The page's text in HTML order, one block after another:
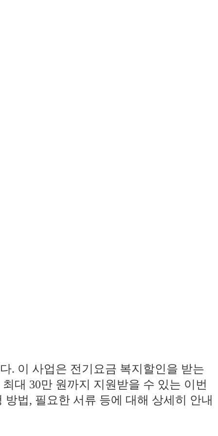
. 이 사업은 전기요금 복지할인을 받는
대 30만 원까지 지원받을 수 있는 이번
법, 필요한 서류 등에 대해 상세히 안내